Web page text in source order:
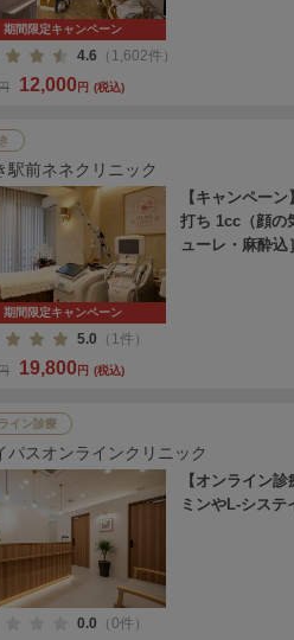
期間限定キャンペーン
4.6 （1,602件）
12,000円 (税込)
駅前ネネクリニック
期間限定キャンペーン
【キャンペー
打ち 1cc（顔の
ューレ・麻酔込］
5.0 （1件）
19,800円 (税込)
イン診療
パスオンラインクリニック
【オンライン
ミンやL-システ
0.0 （0件）